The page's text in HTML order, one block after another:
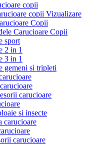
copii
copii Vizualizare
Copii
Carucioare Copii
sport
2 in 1
3 in 1
gemeni si tripleti
carucioare
si insecte
carucioare
carucioare